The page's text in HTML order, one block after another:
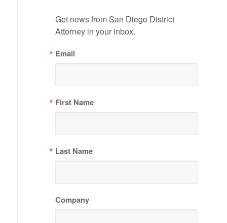
Get news from San Diego District
Attorney in your inbox.
Email
First Name
Last Name
Company